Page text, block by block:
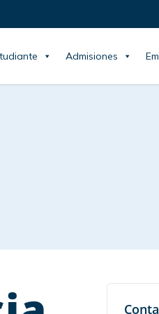
Admisiones